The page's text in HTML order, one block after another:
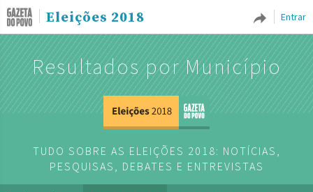
Entrar
Eleições 2018
Resultados por Município
TUDO SOBRE AS ELEIÇÕES 2018: NOTÍCIAS,
PESQUISAS, DEBATES E ENTREVISTAS